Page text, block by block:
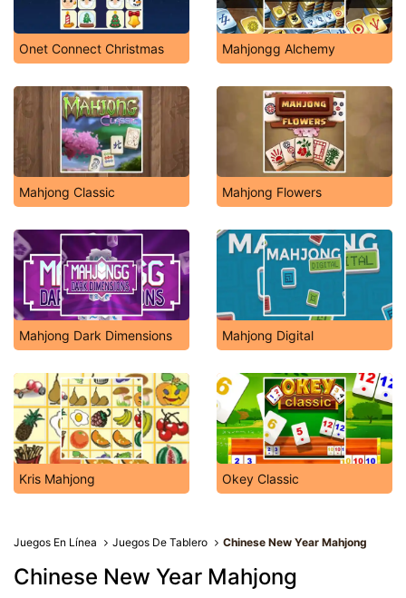
Onet Connect Christmas Mahjongg Alchemy
Mahjong Classic Mahjong Flowers
Mahjong Dark Dimensions Mahjong Digital
Kris Mahjong Okey Classic
Juegos En Línea Juegos De Tablero Chinese New Year Mahjong
Chinese New Year Mahjong